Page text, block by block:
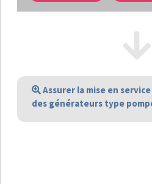
Assurer la mise en
des générateurs type